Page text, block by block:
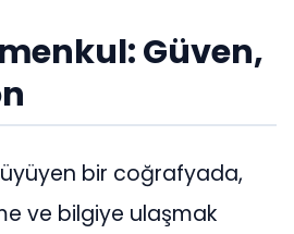
Güven,
bir coğrafyada,
ve bilgiye ulaşmak